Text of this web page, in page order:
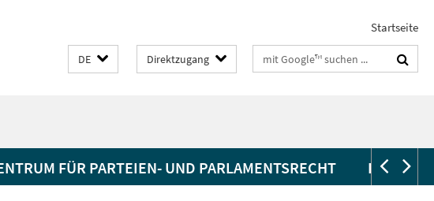
Startseite
DE Direktzugang Suchbegriffe
FÜR PARTEIEN- UND PARLAMENTSRECHT KONTAKT